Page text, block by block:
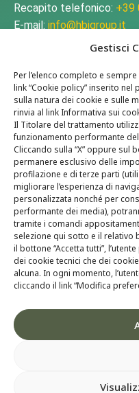
Gestisci
Per l’elenco completo e
link “Cookie policy” inserito nel
sulla natura dei cookie e sulle
rinvia al link Informativa sui
Il Titolare del trattamento
funzionamento performante
Cliccando sulla “X” oppure sul
permanere esclusivo delle
profilazione e di terze parti
migliorare l’esperienza di
personalizzata nonché per
performante dei media),
tramite i comandi
selezione qui sotto e il relativo
il bottone “Accetta tutti”,
dei cookie tecnici che dei
alcuna. In ogni momento,
cliccando il link “Modifica
Recapito telefonico: +39
E-mail:info@hbigroup.it
Chi siamo
Tecnologia
Ricerca & Sviluppo
Whistleblowing
Contatti